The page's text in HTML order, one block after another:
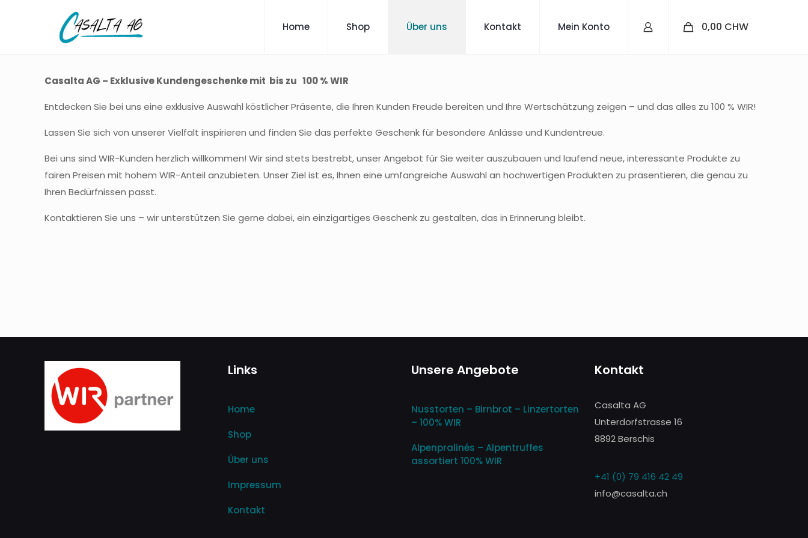
Home Shop Über uns Kontakt Mein Konto 0,00 CHW
Casalta AG – Exklusive Kundengeschenke mit bis zu 100 % WIR
Entdecken Sie bei uns eine exklusive Auswahl köstlicher Präsente, die Ihren Kunden Freude bereiten und Ihre Wertschätzung zeigen – und das alles zu 100 % WIR!
Lassen Sie sich von unserer Vielfalt inspirieren und finden Sie das perfekte Geschenk für besondere Anlässe und Kundentreue.
Bei uns sind WIR-Kunden herzlich willkommen! Wir sind stets bestrebt, unser Angebot für Sie weiter auszubauen und laufend neue, interessante Produkte zu
fairen Preisen mit hohem WIR-Anteil anzubieten. Unser Ziel ist es, Ihnen eine umfangreiche Auswahl an hochwertigen Produkten zu präsentieren, die genau zu
Ihren Bedürfnissen passt.
Kontaktieren Sie uns – wir unterstützen Sie gerne dabei, ein einzigartiges Geschenk zu gestalten, das in Erinnerung bleibt.
Links
Home
Shop
Über uns
Impressum
Kontakt
Unsere Angebote
Nusstorten – Birnbrot – Linzertorten
– 100% WIR
Alpenpralinés – Alpentruffes
assortiert 100% WIR
Kontakt
Casalta AG
Unterdorfstrasse 16
8892 Berschis
+41 (0) 79 416 42 49
info@casalta.ch